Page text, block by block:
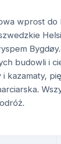
wprost do
budowli i
i kazamaty,